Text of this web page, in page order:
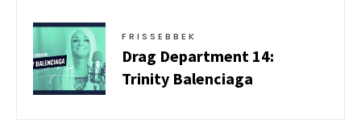
FRISSEBBEK
Drag Department 14:
Trinity Balenciaga